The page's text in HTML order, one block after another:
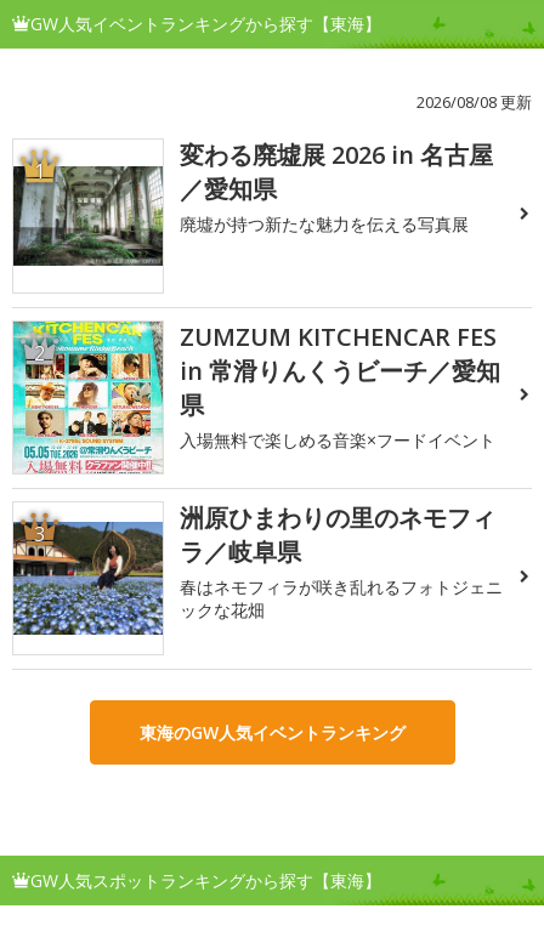
GW人気イベントランキングから探す【東海】
2026/08/08 更新
1
変わる廃墟展 2026 in 名古屋
／愛知県
廃墟が持つ新たな魅力を伝える写真展
2
ZUMZUM KITCHENCAR FES
in 常滑りんくうビーチ／愛知
県
入場無料で楽しめる音楽×フードイベント
3
洲原ひまわりの里のネモフィ
ラ／岐阜県
春はネモフィラが咲き乱れるフォトジェニ
ックな花畑
東海のGW人気イベントランキング
GW人気スポットランキングから探す【東海】